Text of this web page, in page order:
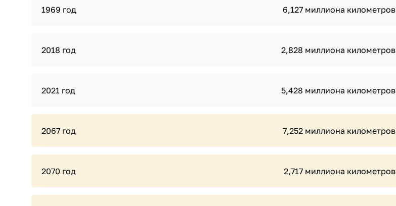
1969 год 6,127 миллиона километров
2018 год 2,828 миллиона километров
2021 год 5,428 миллиона километров
2067 год 7,252 миллиона километров
2070 год 2,717 миллиона километров